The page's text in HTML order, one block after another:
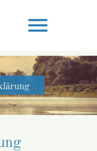
menu
SUCHEN